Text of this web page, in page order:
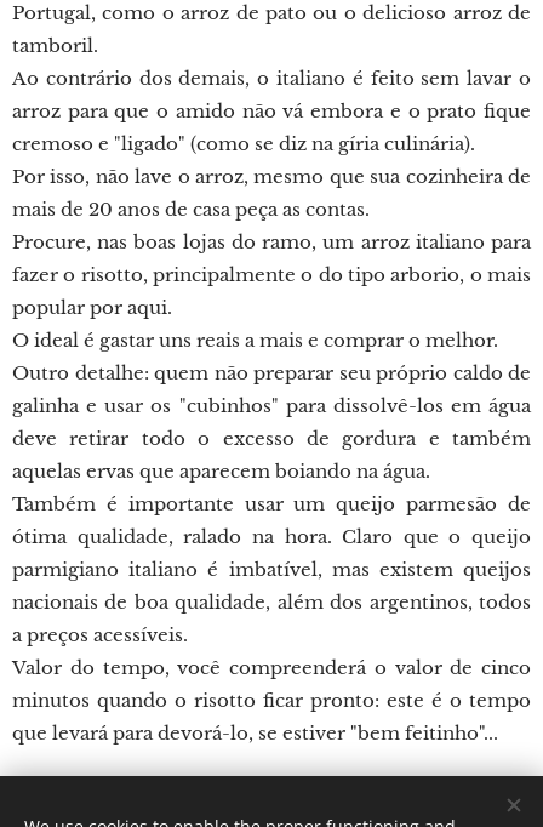
Portugal, como o arroz de pato ou o delicioso arroz de
tamboril.
Ao contrário dos demais, o italiano é feito sem lavar o
arroz para que o amido não vá embora e o prato fique
cremoso e "ligado" (como se diz na gíria culinária).
Por isso, não lave o arroz, mesmo que sua cozinheira de
mais de 20 anos de casa peça as contas.
Procure, nas boas lojas do ramo, um arroz italiano para
fazer o risotto, principalmente o do tipo arborio, o mais
popular por aqui.
O ideal é gastar uns reais a mais e comprar o melhor.
Outro detalhe: quem não preparar seu próprio caldo de
galinha e usar os "cubinhos" para dissolvê-los em água
deve retirar todo o excesso de gordura e também
aquelas ervas que aparecem boiando na água.
Também é importante usar um queijo parmesão de
ótima qualidade, ralado na hora. Claro que o queijo
parmigiano italiano é imbatível, mas existem queijos
nacionais de boa qualidade, além dos argentinos, todos
a preços acessíveis.
Valor do tempo, você compreenderá o valor de cinco
minutos quando o risotto ficar pronto: este é o tempo
que levará para devorá-lo, se estiver "bem feitinho"...